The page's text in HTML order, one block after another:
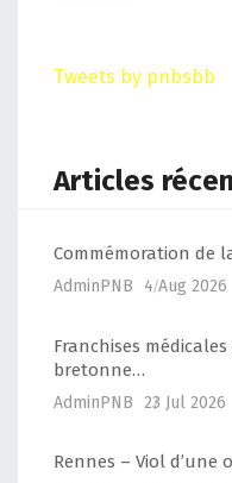
Tweets by pnbsbb
Articles
Commémoration de
AdminPNB 4 Aug 2026
Franchises
bretonne…
AdminPNB 23 Jul 2026
Rennes – Viol d’une